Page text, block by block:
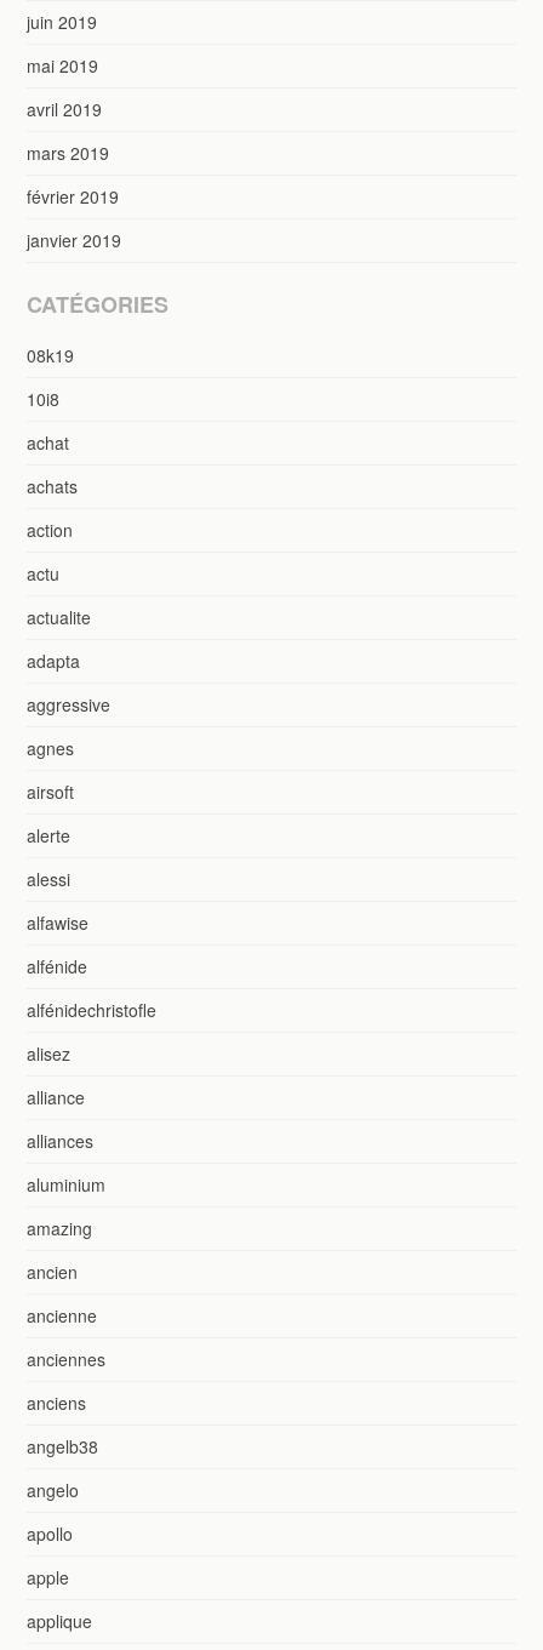
juin 2019
mai 2019
avril 2019
mars 2019
février 2019
janvier 2019
CATÉGORIES
08k19
10i8
achat
achats
action
actu
actualite
adapta
aggressive
agnes
airsoft
alerte
alessi
alfawise
alfénide
alfénidechristofle
alisez
alliance
alliances
aluminium
amazing
ancien
ancienne
anciennes
anciens
angelb38
angelo
apollo
apple
applique